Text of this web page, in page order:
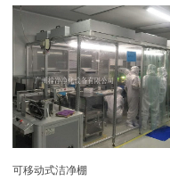
可移动式洁净棚